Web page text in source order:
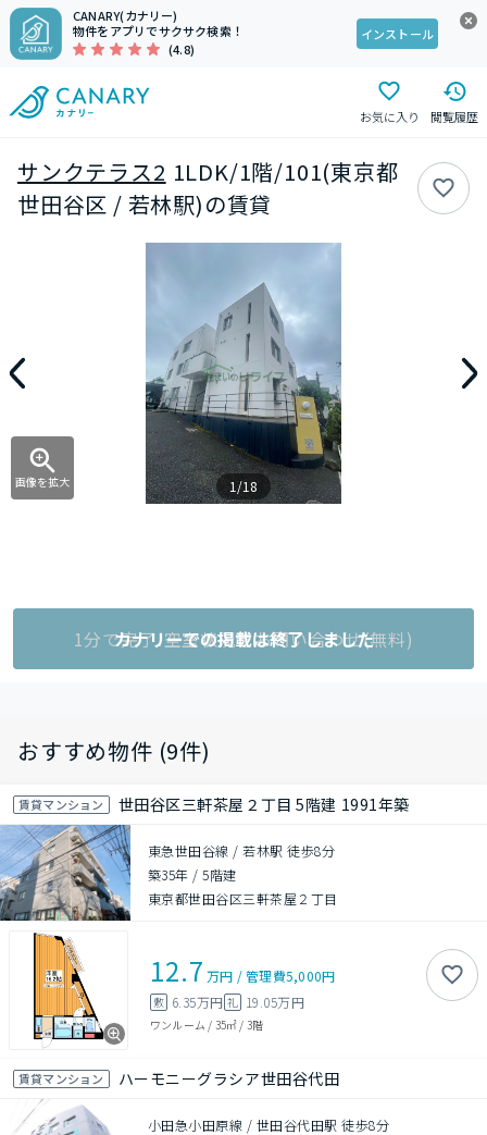
CANARY(カナリー)
物件をアプリでサクサク検索！
(4.8)
インストール
お気に入り 閲覧履歴
サンクテラス2 1LDK/1階/101(東京都
世田谷区 / 若林駅)の賃貸
画像を拡大 1/18
1分で完了!空室状況をお問い合わせ(無料)
カナリーでの掲載は終了しました
おすすめ物件 (9件)
賃貸マンション 世田谷区三軒茶屋２丁目 5階建 1991年築
東急世田谷線 / 若林駅 徒歩8分
築35年 /5階建
東京都世田谷区三軒茶屋２丁目
12.7 万円 /管理費5,000円
敷 6.35万円 礼 19.05万円
ワンルーム / 35㎡ / 3階
賃貸マンション ハーモニーグラシア世田谷代田
小田急小田原線 / 世田谷代田駅 徒歩8分